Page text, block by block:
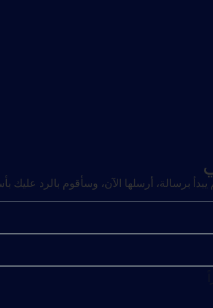
برسالة، أرسلها الآن، وسأقوم بالرد عليك